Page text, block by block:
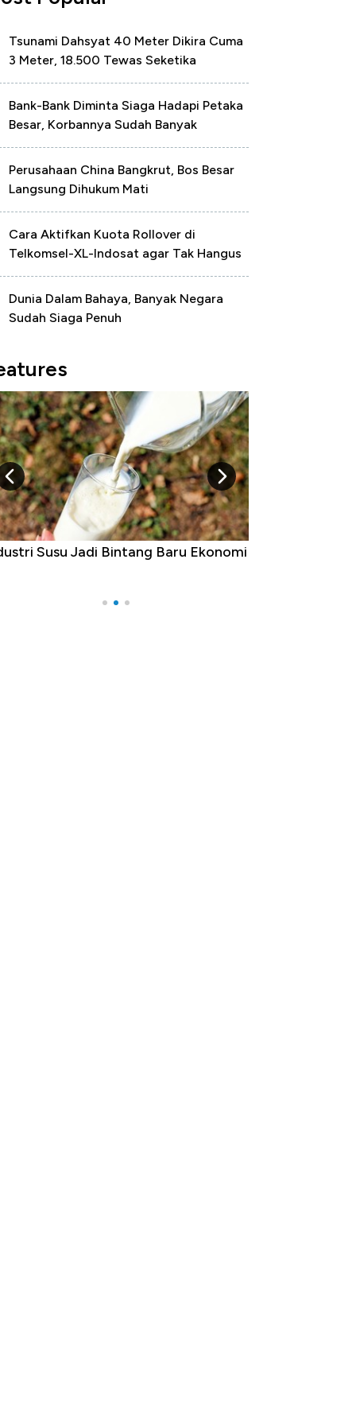
Tsunami Dahsyat 40 Meter Dikira Cuma
3 Meter, 18.500 Tewas Seketika
Bank-Bank Diminta Siaga Hadapi Petaka
Besar, Korbannya Sudah Banyak
Perusahaan China Bangkrut, Bos Besar
Langsung Dihukum Mati
Cara Aktifkan Kuota Rollover di
Telkomsel-XL-Indosat agar Tak Hangus
Dunia Dalam Bahaya, Banyak Negara
Sudah Siaga Penuh
Susu Jadi Bintang Baru Ekonomi